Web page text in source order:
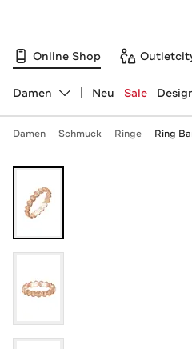
Online Shop
Abteilung ändern, ausgewählt:
Damen Neu Sale
Damen Schmuck Ringe Ring